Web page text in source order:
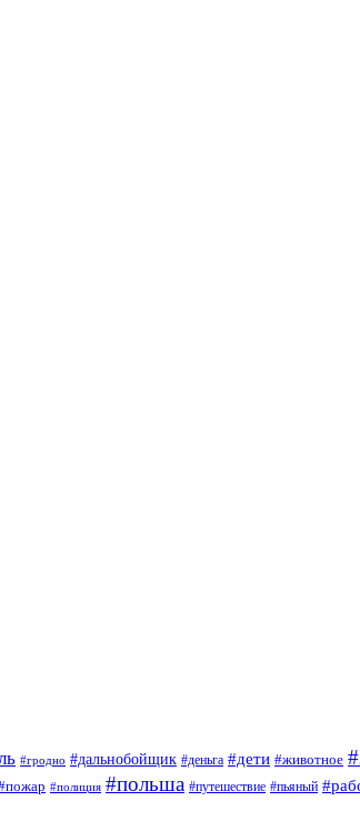
#гродно #дальнобойщик #деньга #дети #животное
#полиция #польша #путешествие #пьяный